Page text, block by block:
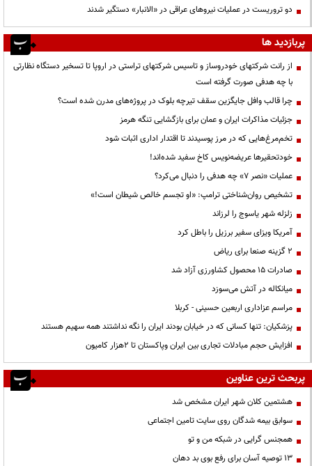
دو تروریست در عملیات نیروهای عراقی در «الانبار» دستگیر شدند
پربازدید ها
از رانت‌ شرکتهای خودروساز و تاسیس شرکتهای تراستی در اروپا تا تسخیر دستگاه نظارتی
با چه هدفی صورت گرفته است
چرا قالب وافل جایگزین سقف تیرچه بلوک در پروژه‌های مدرن شده است؟
جزئیات مذاکرات ایران و عمان برای بازگشایی تنگه هرمز
تخم‌مرغ‌هایی که در مرز پوسیدند تا اقتدار اداری اثبات شود
خودتحقیرها عریضه‌نویس کاخ سفید شده‌اند!
عملیات «نصر ۷» چه هدفی را دنبال می‌کرد؟
تشخیص روان‌شناختی ترامپ: «او تجسم خالص شیطان است!»
زلزله شهر یاسوج را لرزاند
آمریکا ویزای سفیر برزیل را باطل کرد
۲ گزینه صنعا برای ریاض
صادرات ۱۵ محصول کشاورزی آزاد شد
میانکاله در آتش می‌سوزد
مراسم عزاداری اربعین حسینی - کربلا
پزشکیان: تنها کسانی که در خیابان بودند ایران را نگه نداشتند همه سهیم هستند
افزایش حجم مبادلات تجاری بین ایران وپاکستان تا 2هزار کامیون
پربحث ترین عناوین
هشتمین کلان شهر ایران مشخص شد
سوابق بیمه شدگان روی سایت تامین اجتماعی
همجنس گرایی در شبکه من و تو
13 توصیه آسان برای رفع بوی بد دهان